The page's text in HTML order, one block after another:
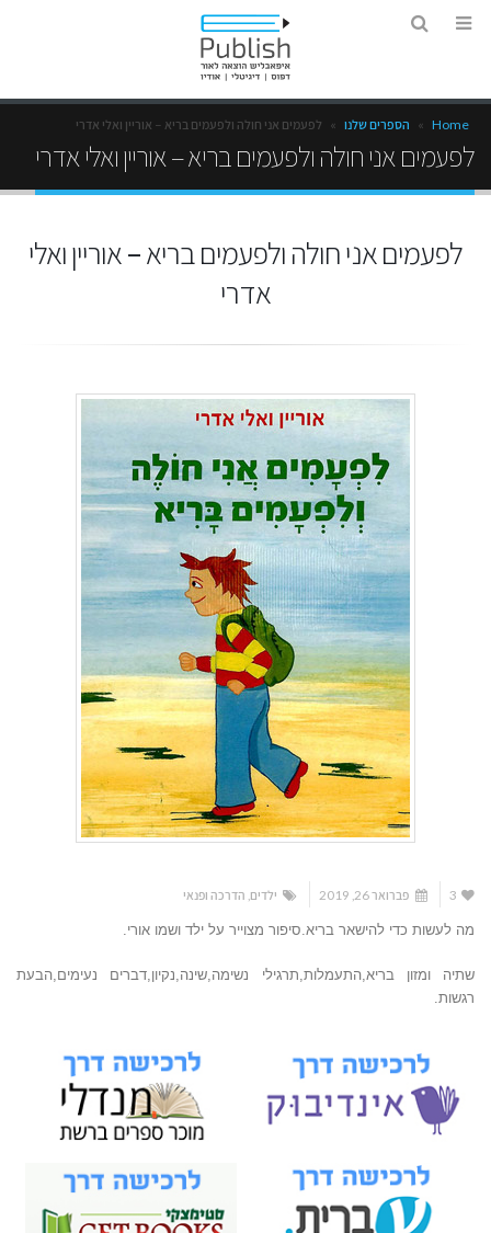
Home
» הספרים שלנו » לפעמים אני חולה ולפעמים בריא – אוריין ואלי אדרי
לפעמים אני חולה ולפעמים בריא – אוריין ואלי אדרי
לפעמים אני חולה ולפעמים בריא – אוריין ואלי
אדרי
3 פברואר 26, 2019 ילדים הדרכה ופנאי
מה לעשות כדי להישאר בריא.סיפור מצוייר על ילד ושמו אורי.
שתיה ומזון בריא,התעמלות,תרגילי נשימה,שינה,נקיון,דברים נעימים,הבעת
רגשות.